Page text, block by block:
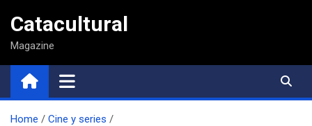
contenido
Catacultural
Magazine
Home
Cine y series